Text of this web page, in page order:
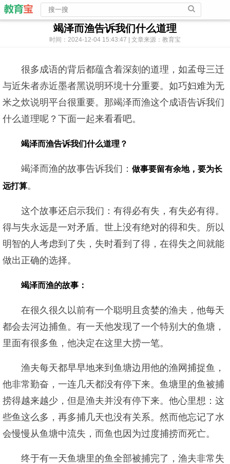
竭泽而渔告诉我们什么道理
时间：2024-12-04 15:43:47 | 文章来源：教育宝
很多成语的背后都蕴含着深刻的道理，如孟母三迁
与近朱者赤近墨者黑说明环境十分重要。如巧妇难为无
米之炊说明平台很重要。那竭泽而渔这个成语告诉我们
什么道理呢？下面一起来看看吧。
竭泽而渔告诉我们什么道理？
竭泽而渔的故事告诉我们： 做事要留有余地，要为长
远打算。
这个故事还启示我们：有得必有失，有失必有得。
得与失永远是一对矛盾。世上没有绝对的得和失。所以
明智的人考虑到了失，失时看到了得，在得失之间就能
做出正确的选择。
竭泽而渔的故事：
在很久很久以前有一个聪明且贪婪的渔夫，他每天
都会去河边捕鱼。有一天他发现了一个特别大的鱼塘，
里面有很多鱼，他决定在这里大捞一笔。
渔夫每天都早早地来到鱼塘边用他的渔网捕捉鱼，
他非常勤奋，一连几天都没有停下来。鱼塘里的鱼被捕
捞得越来越少，但是渔夫并没有停下来。他心里想：这
些鱼这么多，再多捕几天也没有关系。然而他忘记了水
会慢慢从鱼塘中流失，而鱼也因为过度捕捞而死亡。
终于有一天鱼塘里的鱼全部被捕完了，渔夫非常失